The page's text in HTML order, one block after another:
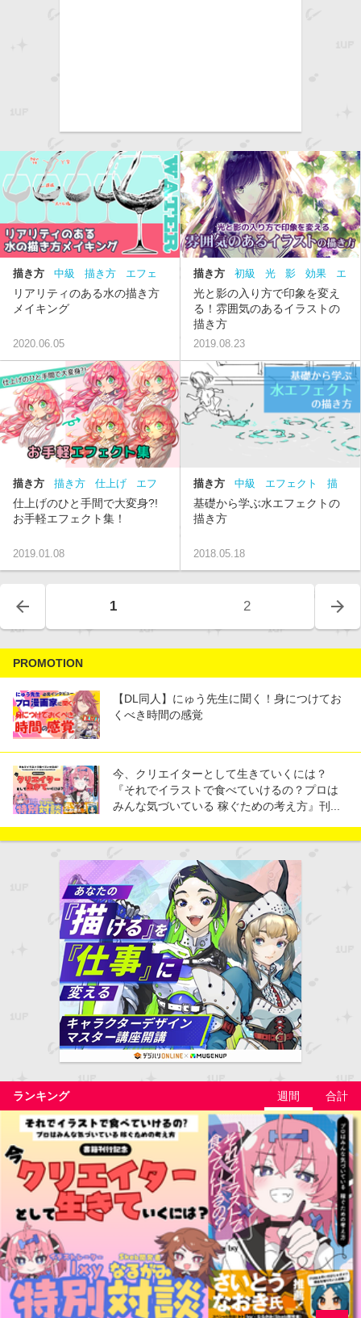
描き方 中級 描き方
エフェ
クト
リアリティのある水の描き方
メイキング
2020.06.05
描き方 初級 光 影 効果
エ
フェクト
雰囲気 描き方
光と影の入り方で印象を変え
る！雰囲気のあるイラストの
描き方
2019.08.23
描き方 描き方 仕上げ
エフ
ェクト
初級 中級
仕上げのひと手間で大変身?!
お手軽エフェクト集！
2019.01.08
描き方 中級 エフェクト
描
き方
背景
基礎から学ぶ水エフェクトの
描き方
2018.05.18
arrow_back 1 2 arrow_forward
PROMOTION
【DL同人】にゅう先生に聞く！身につけてお
くべき時間の感覚
今、クリエイターとして生きていくには？
『それでイラストで食べていけるの？プロは
みんな気づいている 稼ぐための考え方』刊...
ランキング 週間 合計